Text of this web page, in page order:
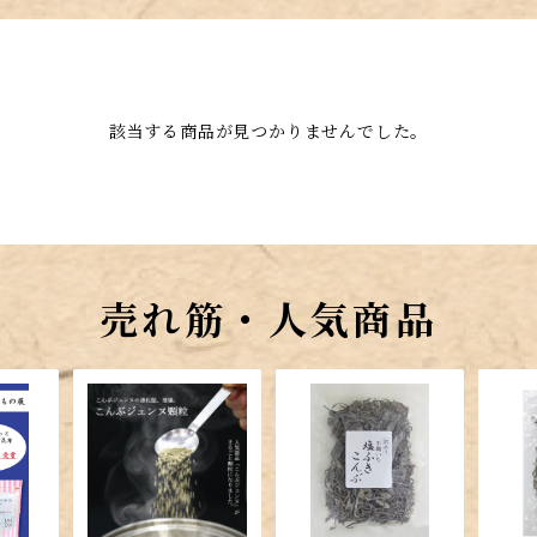
該当する商品が見つかりませんでした。
売れ筋・人気商品